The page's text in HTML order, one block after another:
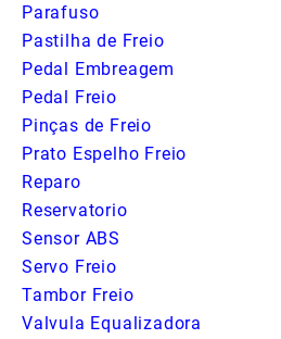
Parafuso
Pastilha de Freio
Pedal Embreagem
Pedal Freio
Pinças de Freio
Prato Espelho Freio
Reparo
Reservatorio
Sensor ABS
Servo Freio
Tambor Freio
Valvula Equalizadora